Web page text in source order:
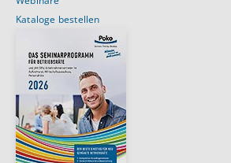
Kataloge bestellen